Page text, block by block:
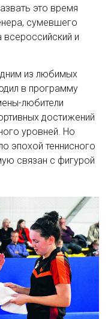
это время
сумевшего
всероссийский и
из любимых
в программу
любители
достижений
уровней. Но
эпохой теннисного
связан с фигурой